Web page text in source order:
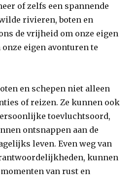
of zelfs een spannende
rivieren, boten en
de vrijheid om onze eigen
eigen avonturen te
en schepen niet alleen
of reizen. Ze kunnen ook
toevluchtsoord,
ontsnappen aan de
leven. Even weg van
kunnen
van rust en